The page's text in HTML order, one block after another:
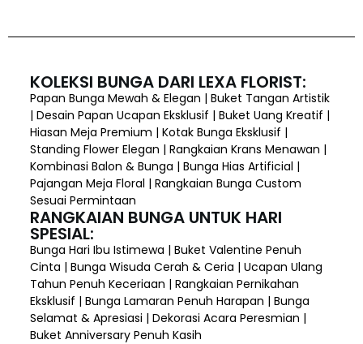
KOLEKSI BUNGA DARI LEXA FLORIST:
Papan Bunga Mewah & Elegan | Buket Tangan Artistik
| Desain Papan Ucapan Eksklusif | Buket Uang Kreatif |
Hiasan Meja Premium | Kotak Bunga Eksklusif |
Standing Flower Elegan | Rangkaian Krans Menawan |
Kombinasi Balon & Bunga | Bunga Hias Artificial |
Pajangan Meja Floral | Rangkaian Bunga Custom
Sesuai Permintaan
RANGKAIAN BUNGA UNTUK HARI
SPESIAL:
Bunga Hari Ibu Istimewa | Buket Valentine Penuh
Cinta | Bunga Wisuda Cerah & Ceria | Ucapan Ulang
Tahun Penuh Keceriaan | Rangkaian Pernikahan
Eksklusif | Bunga Lamaran Penuh Harapan | Bunga
Selamat & Apresiasi | Dekorasi Acara Peresmian |
Buket Anniversary Penuh Kasih